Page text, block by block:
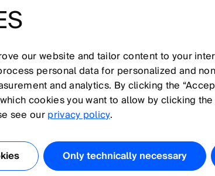
N O P Q R S T U V W X Y Z
aktualisiert wird. Die
gewählten gleitenden
our website and tailor content to your
personal data for personalized and
and analytics. By clicking the
cookies you want to allow by clicking
see ourprivacy policy.
Only technically necessary